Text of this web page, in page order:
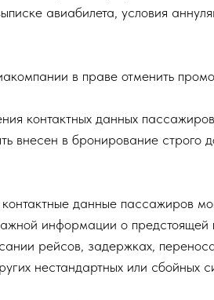
авиабилета, условия
в праве отменить
контактных данных
внесен в бронирование строго
данные пассажиров
информации о предстоящей
рейсов, задержках,
нестандартных или сбойных